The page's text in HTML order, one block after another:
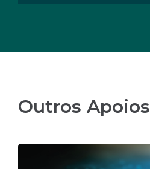
Outros Apoios